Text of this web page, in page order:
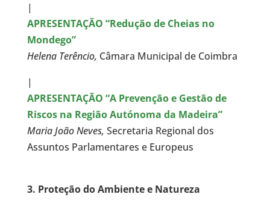
|
APRESENTAÇÃO “Redução de Cheias no
Mondego”
Helena Terêncio, Câmara Municipal de Coimbra
|
APRESENTAÇÃO “A Prevenção e Gestão de
Riscos na Região Autónoma da Madeira”
Maria João Neves, Secretaria Regional dos
Assuntos Parlamentares e Europeus
3. Proteção do Ambiente e Natureza